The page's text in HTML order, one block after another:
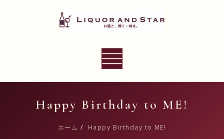
プ
LIQUOR AND STAR
ナ
ョ
Happy Birthday to ME!
ホーム Happy Birthday to ME!